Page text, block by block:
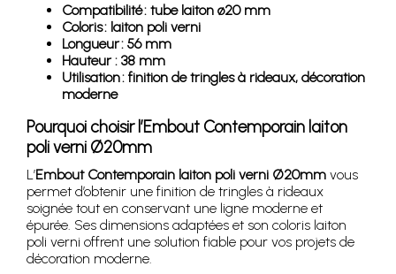
Compatibilité : tube laiton ø20 mm
Coloris : laiton poli verni
Longueur : 56 mm
Hauteur : 38 mm
Utilisation : finition de tringles à rideaux, décoration
moderne
Pourquoi choisir l’Embout Contemporain laiton
poli verni Ø20mm
L’Embout Contemporain laiton poli verni Ø20mm vous
permet d’obtenir une finition de tringles à rideaux
soignée tout en conservant une ligne moderne et
épurée. Ses dimensions adaptées et son coloris laiton
poli verni offrent une solution fiable pour vos projets de
décoration moderne.